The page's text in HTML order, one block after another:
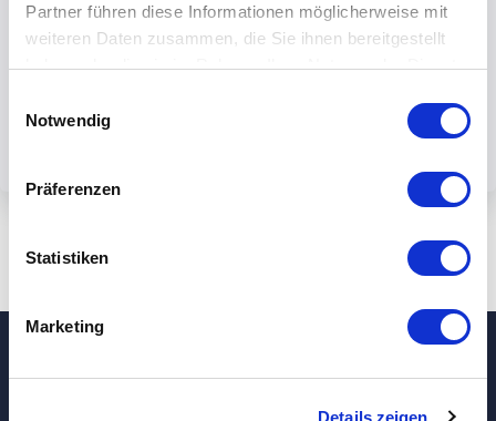
Partner führen diese Informationen möglicherweise mit
weiteren Daten zusammen, die Sie ihnen bereitgestellt
haben oder die sie im Rahmen Ihrer Nutzung der Dienste
Notwendig
Präferenzen
Statistiken
Marketing
Details zeigen
By submiting the form, you accept our
privacy policy.